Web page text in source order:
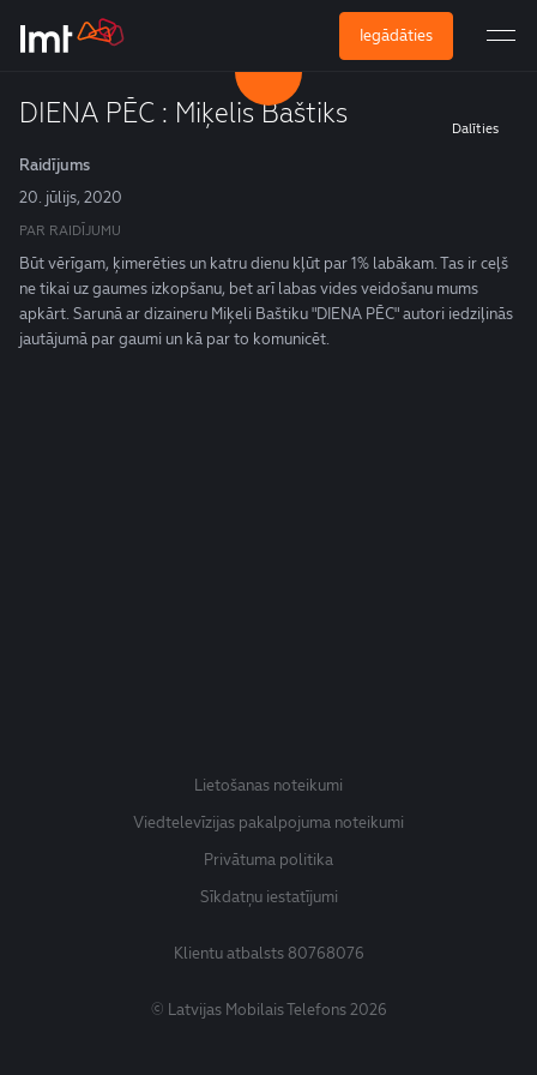
Iegādāties
DIENA PĒC : Miķelis Baštiks Dalīties
Raidījums
20. jūlijs, 2020
PAR RAIDĪJUMU
Būt vērīgam, ķimerēties un katru dienu kļūt par 1% labākam. Tas ir ceļš
ne tikai uz gaumes izkopšanu, bet arī labas vides veidošanu mums
apkārt. Sarunā ar dizaineru Miķeli Baštiku "DIENA PĒC" autori iedziļinās
jautājumā par gaumi un kā par to komunicēt.
Lietošanas noteikumi
Viedtelevīzijas pakalpojuma noteikumi
Privātuma politika
Sīkdatņu iestatījumi
Klientu atbalsts80768076
© Latvijas Mobilais Telefons 2026